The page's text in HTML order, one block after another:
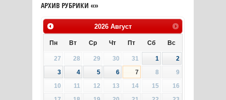
АРХИВ РУБРИКИ «»
2026 Август
Пн Вт Ср Чт Пт Сб Вс
27 28 29 30 31 1
2
3
4 5 6 7 8
9
10
11 12 13 14 15
16